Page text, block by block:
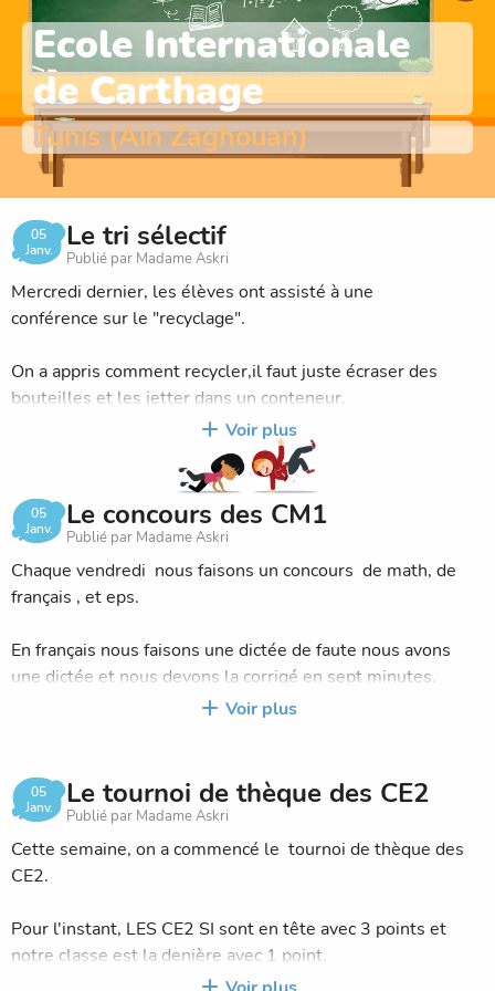
Ecole Internationale
de Carthage
Tunis (Ain Zaghouan)
05
Janv.
Le tri sélectif
Publié par Madame Askri
Mercredi dernier, les élèves ont assisté à une
conférence sur le "recyclage".
On a appris comment recycler,il faut juste écraser des
bouteilles et les jetter dans un conteneur.
Grace à ça nous pouvons transformer les bouteilles en
d' autres choses par exemple:des jouets,des nouvelles
bouteilles etc.
moins une bouteille par jour. MERCI !!!
Voir plus
05
Janv.
Le concours des CM1
Publié par Madame Askri
Chaque vendredi nous faisons un concours de math, de
français , et eps.
En français nous faisons une dictée de faute nous avons
une dictée et nous devons la corrigé en sept minutes.
Omar
Voir plus
05
Janv.
Le tournoi de thèque des CE2
Publié par Madame Askri
Cette semaine, on a commencé le tournoi de thèque des
CE2.
Pour l'instant, LES CE2 SI sont en tête avec 3 points et
notre classe est la denière avec 1 point.